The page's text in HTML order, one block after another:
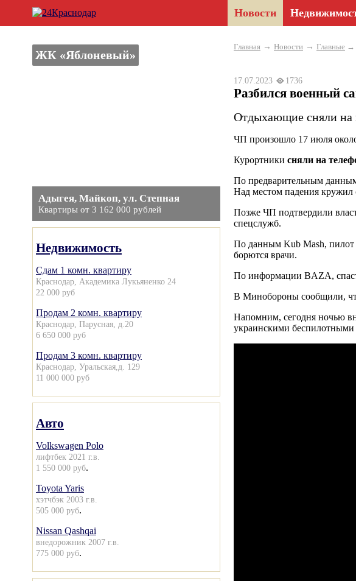
Новости
ЖК «Яблоневый»
Адыгея, Майкоп, ул. Степная
Квартиры от 3 162 000 рублей
Недвижимость
Сдам 1 комн. квартиру
Краснодар, Академика Лукьяненко 24
22 000 руб
Продам 2 комн. квартиру
Краснодар, Парусная, д.20
6 650 000 руб
Продам 3 комн. квартиру
Краснодар, Уральская,д. 129
11 000 000 руб
Авто
Volkswagen Polo
лифтбек 2021 г.в.
1 550 000 руб.
Toyota Yaris
хэтчбэк 2003 г.в.
505 000 руб.
Nissan Qashqai
внедорожник 2007 г.в.
775 000 руб.
Главная → Новости → Главные →
17.07.2023 1736
Разбился военный
Отдыхающие сняли на
ЧП произошло 17 июля
Курортники сняли на
По предварительным
Над местом падения кружил
Позже ЧП подтвердили
спецслужб.
По данным Kub Mash, пилот
борются врачи.
По информации BAZA,
В Минобороны сообщили,
Напомним, сегодня ночью
украинскими